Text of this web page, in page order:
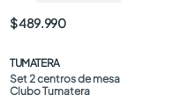
$ 489.990
TUMATERA
Set 2 centros de mesa
Clubo Tumatera